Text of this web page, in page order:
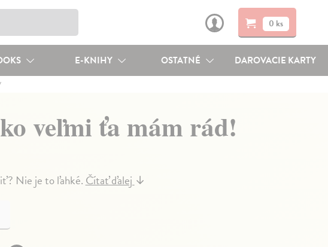
0 ks
E-KNIHY OSTATNÉ DAROVACIE KARTY
veľmi ťa mám rád!
Nie je to ľahké.Čítať ďalej↓